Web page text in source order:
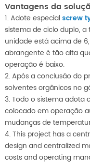
Vantagens da
1. Adote especialscrew
sistema de ciclo duplo,
unidade está acima de
abrangente é tão alta
operação é baixo.
2. Após a conclusão do
solventes orgânicos no
3. Todo o sistema
colocado em operação
mudanças de
4. This project has a
design and centralized
costs and operating